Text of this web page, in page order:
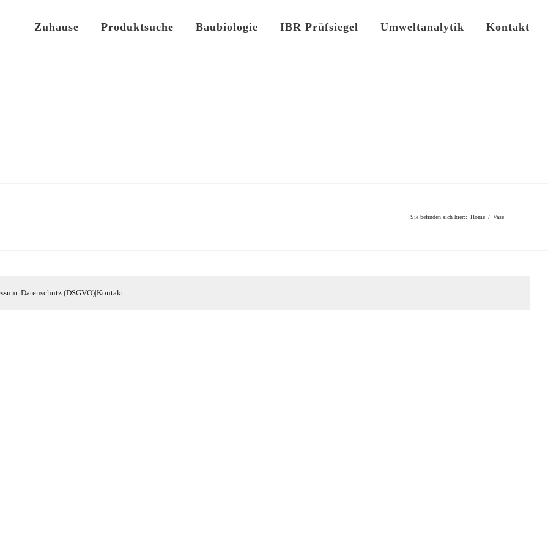
Zuhause Produktsuche Baubiologie IBR Prüfsiegel Umweltanalytik Kontakt
Sie befinden sich hier:: Home / Vase
|Datenschutz (DSGVO)|Kontakt